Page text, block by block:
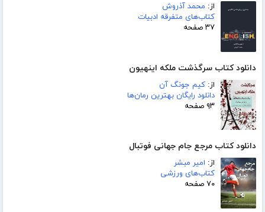
از: محمد آذروش
کتاب‌های متفرقه ادبیات
۳۷ صفحه
دانلود کتاب سرگذشت ملکه اینهیون
از: کیم جونگ آن
دانلود رایگان بهترین رمان‌ها
۹۳ صفحه
دانلود کتاب مرجع جام جهانی فوتبال
از: امیر مبشر
کتاب‌های ورزشی
۷۰ صفحه